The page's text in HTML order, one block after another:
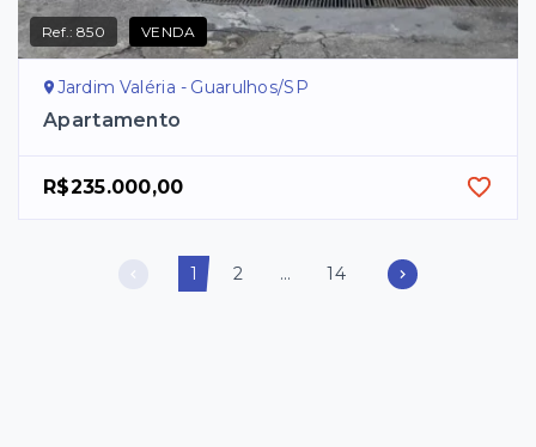
Ref.:850 VENDA
Jardim Valéria - Guarulhos/SP
Apartamento
R$235.000,00
1 2 ... 14